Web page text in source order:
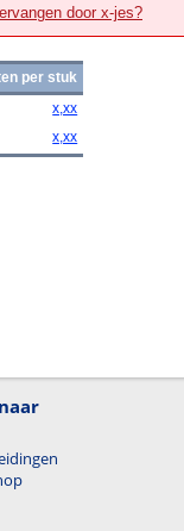
door x-jes?
per stuk
x,xx
x,xx